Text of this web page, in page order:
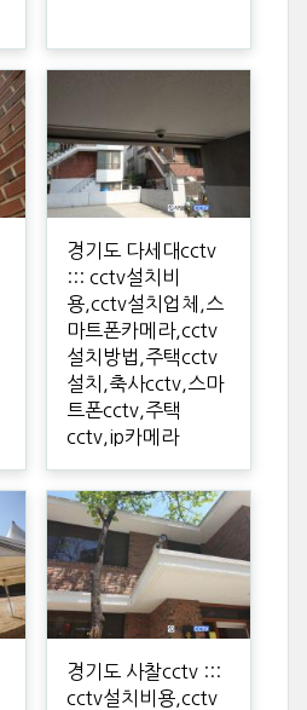
경기도 다세대cctv
::: cctv설치비
용,cctv설치업체,스
마트폰카메라,cctv
설치방법,주택cctv
설치,축사cctv,스마
트폰cctv,주택
cctv,ip카메라
경기도 사찰cctv :::
cctv설치비용,cctv